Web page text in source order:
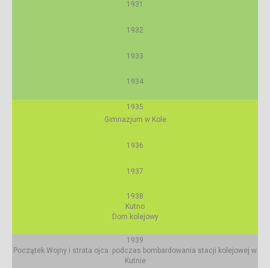
1931
1932
1933
1934
1935
Gimnazjum w Kole
1936
1937
1938
Kutno
Dom kolejowy
1939
Początek Wojny i strata ojca podczas bombardowania stacji kolejowej w
Kutnie